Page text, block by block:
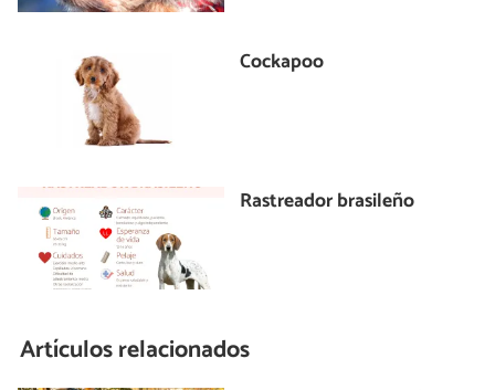
Cockapoo
Rastreador brasileño
Artículos relacionados